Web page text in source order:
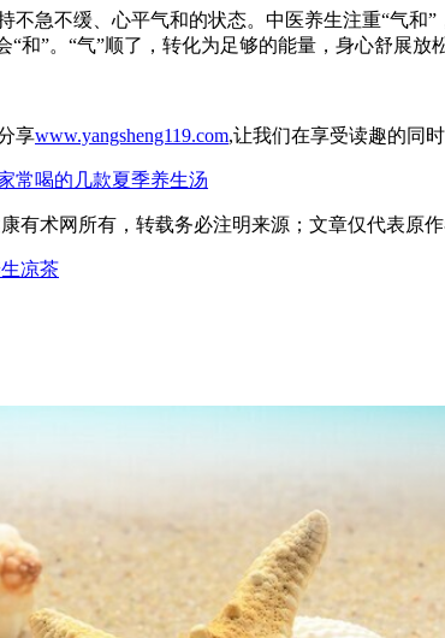
急不缓、心平气和的状态。中医养生注重“气和
和”。“气”顺了，转化为足够的能量，身心舒展放
享www.yangsheng119.com,让我们在享受读趣的同
常喝的几款夏季养生汤
有术网所有，转载务必注明来源；文章仅代表原
凉茶